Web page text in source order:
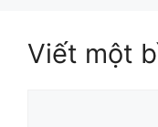
Viết một